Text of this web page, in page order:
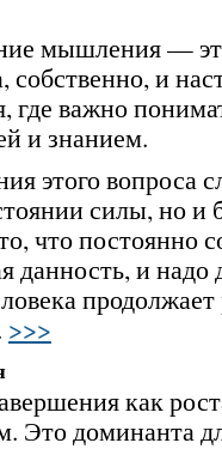
мышления —
собственно, и
где важно
и знанием.
этого вопроса
силы, но
что постоянно
данность, и надо
>>>
как
Это доминанта